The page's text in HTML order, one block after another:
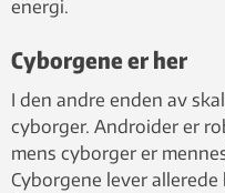
energi.
Cyborgene er her
I den andre enden av
cyborger. Androider er
mens cyborger er
Cyborgene lever